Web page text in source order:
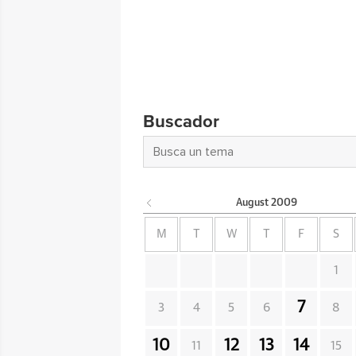
Buscador
August 2009
M W F S
1
3 4 5 6 7 8
10 11 12 13 14 15